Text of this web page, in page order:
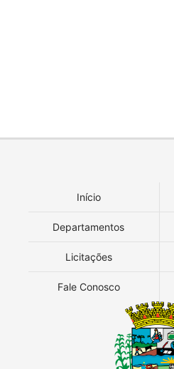
Início
Departamentos
Licitações
Fale Conosco